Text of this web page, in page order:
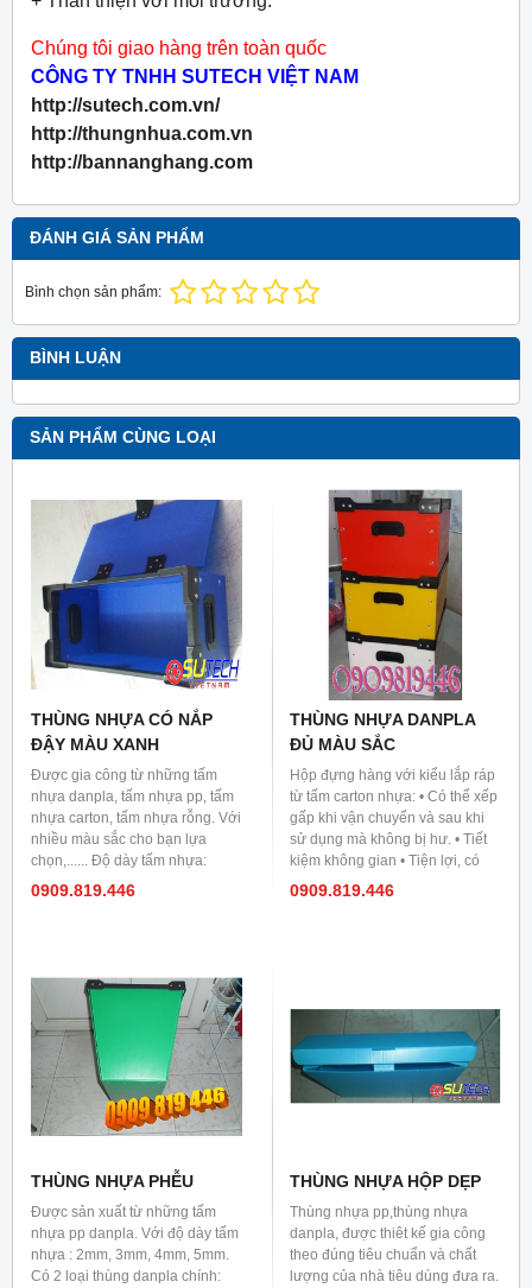
Chúng tôi giao hàng trên toàn quốc
CÔNG TY TNHH SUTECH VIỆT NAM
http://sutech.com.vn/
http://thungnhua.com.vn
http://bannanghang.com
ĐÁNH GIÁ SẢN PHẨM
Bình chọn sản phẩm:
BÌNH LUẬN
SẢN PHẨM CÙNG LOẠI
THÙNG NHỰA CÓ NẮP
ĐẬY MÀU XANH
Được gia công từ những tấm
nhựa danpla, tấm nhựa pp, tấm
nhựa carton, tấm nhựa rỗng. Với
nhiều màu sắc cho bạn lựa
chọn,...... Độ dày tấm nhựa:
2mm, 3mm, 4mm, 5mm.
0909.819.446
THÙNG NHỰA DANPLA
ĐỦ MÀU SẮC
Hộp đựng hàng với kiểu lắp ráp
từ tấm carton nhựa: • Có thể xếp
gấp khi vận chuyển và sau khi
sử dụng mà không bị hư. • Tiết
kiệm không gian • Tiện lợi, có
thể chất nhiều tầng, dễ mang
không thấm, hút nước • Thích
nghi trong môi trường ẩm ướt và
Sử dụng được nhiều lần, vv..
0909.819.446
THÙNG NHỰA PHỄU
Được sản xuất từ những tấm
nhựa pp danpla. Với độ dày tấm
nhựa : 2mm, 3mm, 4mm, 5mm.
Có 2 loại thùng danpla chính:
THÙNG NHỰA HỘP DẸP
Thùng nhựa pp,thùng nhựa
danpla, được thiêt kế gia công
theo đúng tiêu chuẩn và chất
lượng của nhà tiêu dùng đưa ra.